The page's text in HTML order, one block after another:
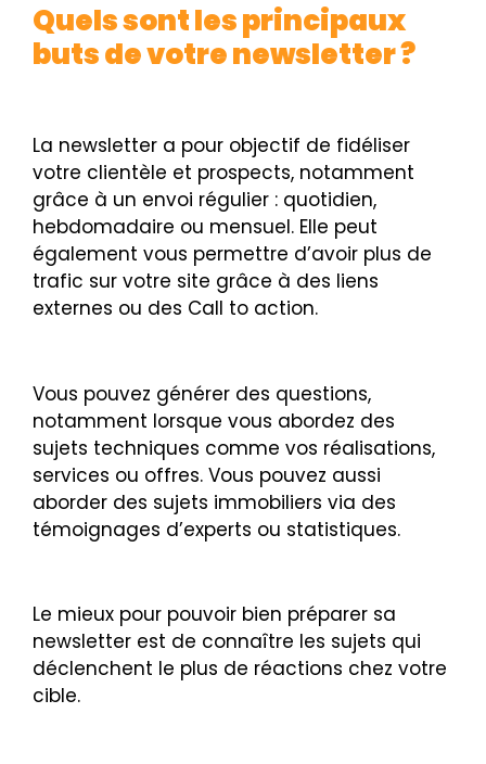
Quels sont les principaux
buts de votre newsletter ?
La newsletter a pour objectif de fidéliser
votre clientèle et prospects, notamment
grâce à un envoi régulier : quotidien,
hebdomadaire ou mensuel. Elle peut
également vous permettre d’avoir plus de
trafic sur votre site grâce à des liens
externes ou des Call to action.
Vous pouvez générer des questions,
notamment lorsque vous abordez des
sujets techniques comme vos réalisations,
services ou offres. Vous pouvez aussi
aborder des sujets immobiliers via des
témoignages d’experts ou statistiques.
Le mieux pour pouvoir bien préparer sa
newsletter est de connaître les sujets qui
déclenchent le plus de réactions chez votre
cible.